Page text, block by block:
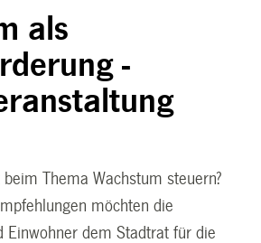
als
-
Thema Wachstum steuern?
möchten die
Einwohner dem Stadtrat für die